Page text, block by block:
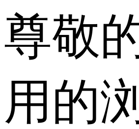
尊敬
用的